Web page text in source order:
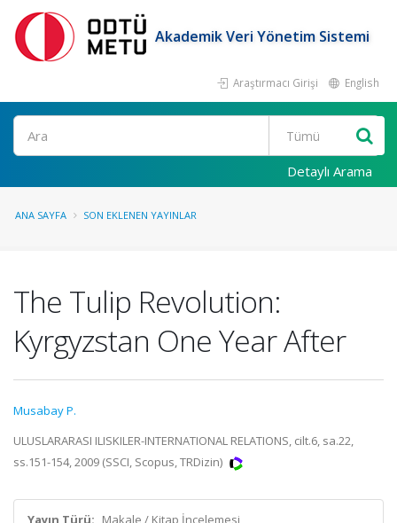
Akademik Veri Yönetim Sistemi
Araştırmacı Girişi English
Ara
Detaylı Arama
ANA SAYFA SON EKLENEN YAYINLAR
The Tulip Revolution:
Kyrgyzstan One Year After
Musabay P.
ULUSLARARASI ILISKILER-INTERNATIONAL RELATIONS, cilt.6, sa.22,
ss.151-154, 2009 (SSCI, Scopus, TRDizin)
Yayın Türü: Makale / Kitap İncelemesi